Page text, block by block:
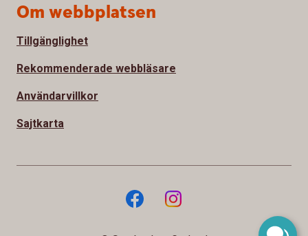
Om webbplatsen
Tillgänglighet
Rekommenderade webbläsare
Användarvillkor
Sajtkarta